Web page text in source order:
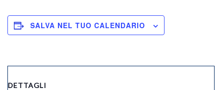
SALVA NEL TUO CALENDARIO
DETTAGLI